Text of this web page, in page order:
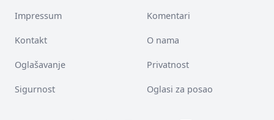
Impressum Komentari
Kontakt O nama
Oglašavanje Privatnost
Sigurnost Oglasi za posao